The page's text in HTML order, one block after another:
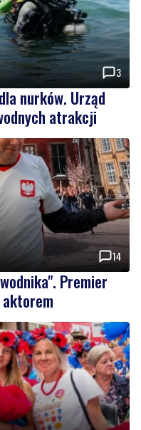
3
nurków. Urząd
atrakcji
14
Premier